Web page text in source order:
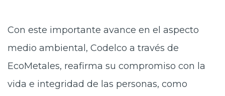
Con este importante avance en el aspecto
medio ambiental, Codelco a través de
EcoMetales, reafirma su compromiso con la
vida e integridad de las personas, como